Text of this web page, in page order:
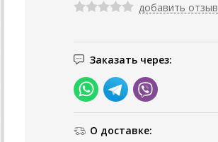
добавить отзыв
Заказать через:
О доставке: